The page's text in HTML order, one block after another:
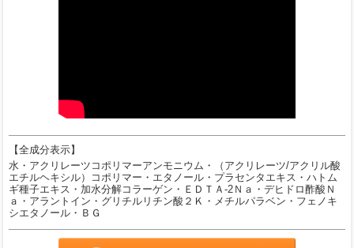
【全成分表示】
水・アクリレーツコポリマーアンモニウム・（アクリレーツ/アクリル酸
エチルヘキシル）コポリマー・エタノール・プラセンタエキス・ハトム
ギ種子エキス・加水分解コラーゲン・ＥＤＴＡ-2Ｎａ・デヒドロ酢酸Ｎ
ａ・アラントイン・グリチルリチン酸２Ｋ・メチルパラベン・フェノキ
シエタノール・ＢＧ